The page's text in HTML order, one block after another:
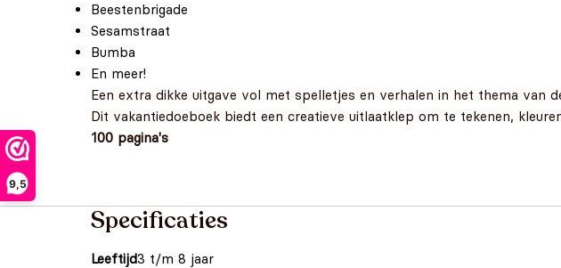
9,5
Beestenbrigade
Sesamstraat
Bumba
En meer!
Een extra dikke uitgave vol met spelletjes en verhalen in het thema van
Dit vakantiedoeboek biedt een creatieve uitlaatklep om te tekenen,
100 pagina's
Specificaties
Leeftijd3 t/m 8 jaar